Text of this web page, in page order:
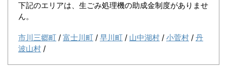
下記のエリアは、生ごみ処理機の助成金制度がありませ
ん。
市川三郷町 / 富士川町 / 早川町 / 山中湖村 / 小菅村 / 丹
波山村 /